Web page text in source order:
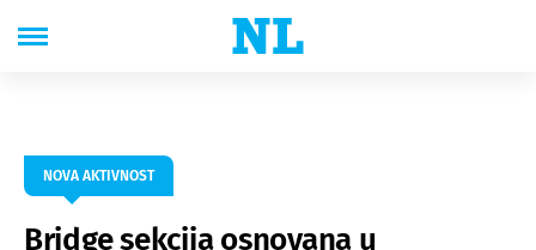
NOVA AKTIVNOST
Bridge sekcija osnovana u